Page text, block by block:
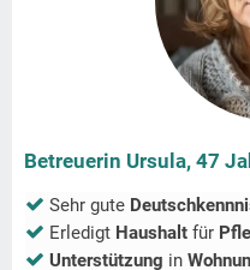
Betreuerin Ursula, 47
Sehr gute
Erledigt Haushalt für
Unterstützung in